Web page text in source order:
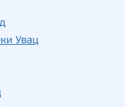
Увац